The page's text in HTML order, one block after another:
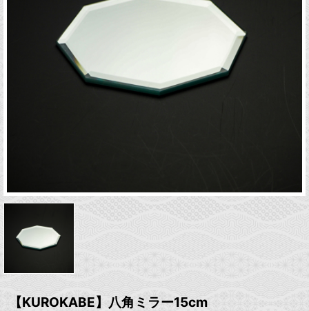
【KUROKABE】八角ミラー15cm